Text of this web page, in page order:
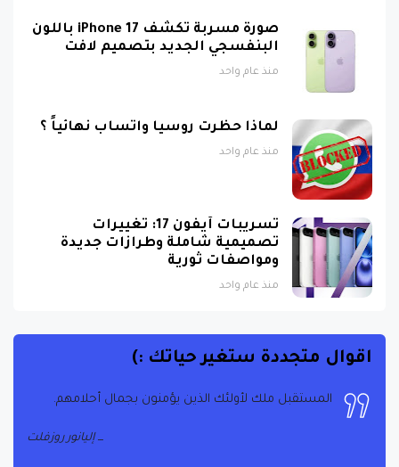
صورة مسربة تكشف iPhone 17 باللون
البنفسجي الجديد بتصميم لافت
منذ عام واحد
لماذا حظرت روسيا واتساب نهائياً ؟
منذ عام واحد
تسريبات آيفون 17: تغييرات
تصميمية شاملة وطرازات جديدة
ومواصفات ثورية
منذ عام واحد
اقوال متجددة ستغير حياتك :)
المستقبل ملك لأولئك الذين يؤمنون بجمال أحلامهم.
إليانور روزفلت